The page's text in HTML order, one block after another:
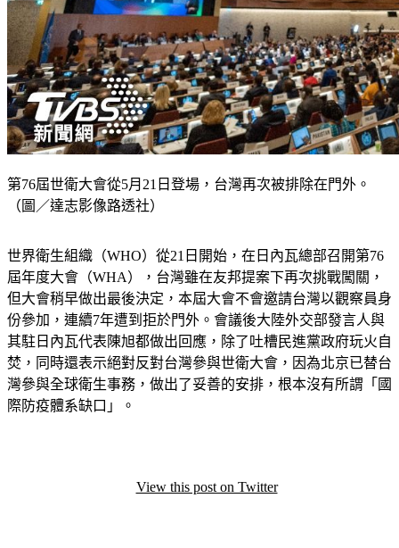
第76屆世衛大會從5月21日登場，台灣再次被排除在門外。
世界衛生組織（WHO）從21日開始，在日內瓦總部召開第76
屆年度大會（WHA），台灣雖在友邦提案下再次挑戰闖關，
但大會稍早做出最後決定，本屆大會不會邀請台灣以觀察員身
份參加，連續7年遭到拒於門外。會議後大陸外交部發言人與
其駐日內瓦代表陳旭都做出回應，除了吐槽民進黨政府玩火自
焚，同時還表示絕對反對台灣參與世衛大會，因為北京已替台
灣參與全球衛生事務，做出了妥善的安排，根本沒有所謂「國